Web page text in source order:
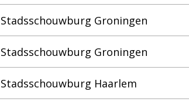
Stadsschouwburg Groningen
Stadsschouwburg Groningen
Stadsschouwburg Haarlem